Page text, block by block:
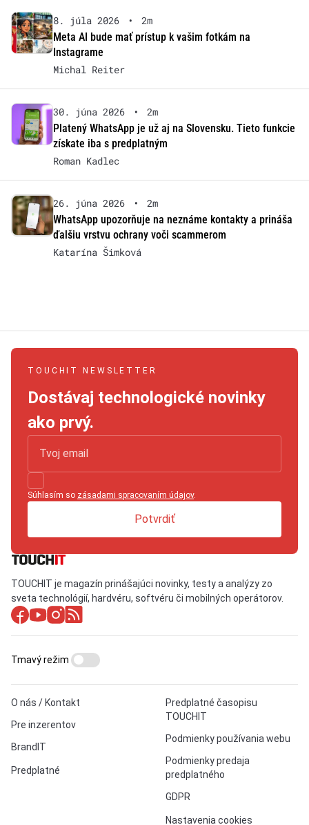
8. júla 2026 •
2m
Meta AI bude mať prístup k vašim fotkám na
Instagrame
Michal Reiter
30. júna 2026 •
2m
Platený WhatsApp je už aj na Slovensku. Tieto funkcie
získate iba s predplatným
Roman Kadlec
26. júna 2026 •
2m
WhatsApp upozorňuje na neznáme kontakty a prináša
ďalšiu vrstvu ochrany voči scammerom
Katarína Šimková
TOUCHIT NEWSLETTER
Dostávaj technologické novinky
ako prvý.
Súhlasím so zásadami spracovaním údajov.
Potvrdiť
TOUCHIT je magazín prinášajúci novinky, testy a analýzy zo
sveta technológií, hardvéru, softvéru či mobilných operátorov.
O nás / Kontakt
Pre inzerentov
BrandIT
Predplatné
Predplatné časopisu
TOUCHIT
Podmienky používania webu
Podmienky predaja
predplatného
GDPR
Nastavenia cookies
Tmavý režim